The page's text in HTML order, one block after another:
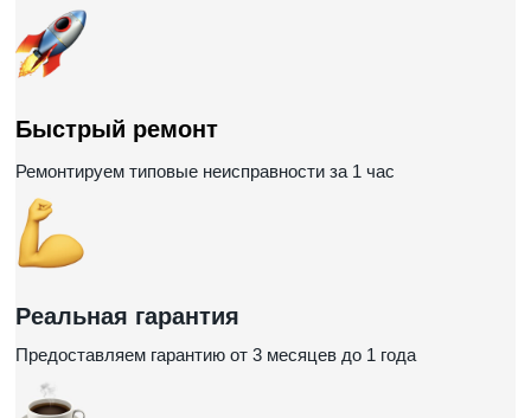
Быстрый ремонт
Ремонтируем типовые неисправности за 1 час
Реальная гарантия
Предоставляем гарантию от 3 месяцев до 1 года